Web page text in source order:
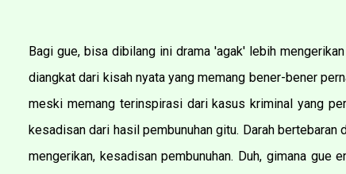
Bagi gue, bisa dibilang ini drama 'agak' lebih
diangkat dari kisah nyata yang memang bener-bener
meski memang terinspirasi dari kasus kriminal yang
kesadisan dari hasil pembunuhan gitu. Darah bertebaran
mengerikan, kesadisan pembunuhan. Duh, gimana